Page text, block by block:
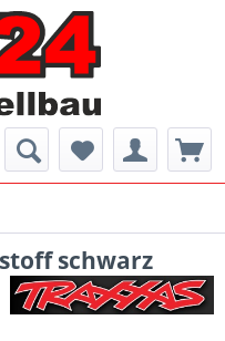
schwarz